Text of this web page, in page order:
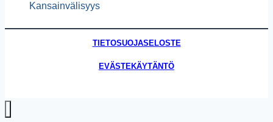
Kansainvälisyys
TIETOSUOJASELOSTE
EVÄSTEKÄYTÄNTÖ